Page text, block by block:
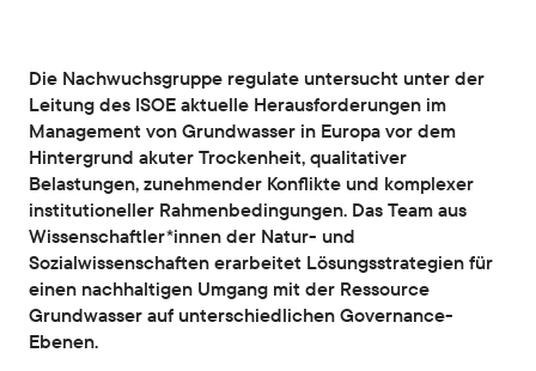
Die Nachwuchsgruppe regulate untersucht unter der
Leitung des ISOE aktuelle Herausforderungen im
Management von Grundwasser in Europa vor dem
Hintergrund akuter Trockenheit, qualitativer
Belastungen, zunehmender Konflikte und komplexer
institutioneller Rahmenbedingungen. Das Team aus
Wissenschaftler*innen der Natur- und
Sozialwissenschaften erarbeitet Lösungsstrategien für
einen nachhaltigen Umgang mit der Ressource
Grundwasser auf unterschiedlichen Governance-
Ebenen.